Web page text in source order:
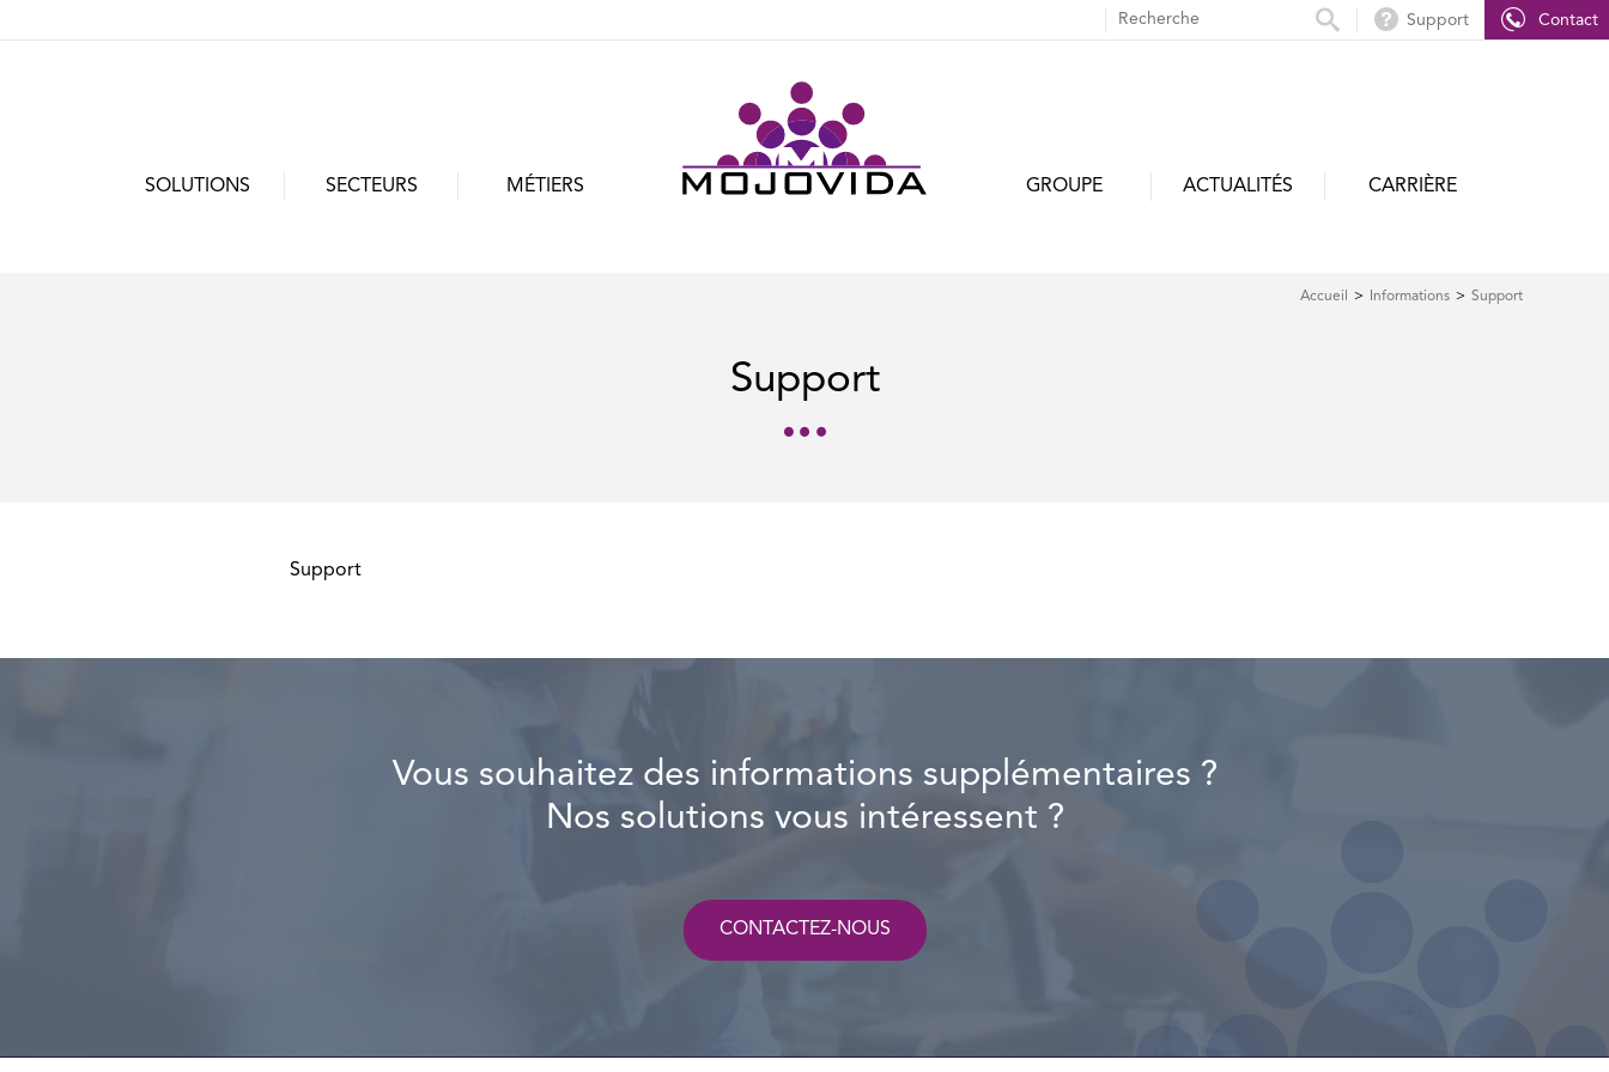
SOLUTIONS SECTEURS MÉTIERS GROUPE ACTUALITÉS CARRIÈRE
Support Contact
Support
Support
Vous souhaitez des informations supplémentaires ?
Nos solutions vous intéressent ?
CONTACTEZ-NOUS
Accueil Informations Support